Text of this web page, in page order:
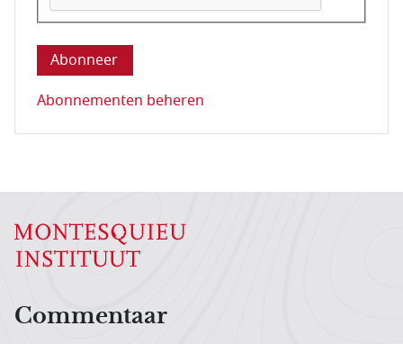
Deze vraag is om te controleren dat u een mens
Abonnementen beheren
Hoofdnavigatiemenu
Commentaar